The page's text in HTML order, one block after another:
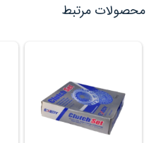
محصولات مرتبط